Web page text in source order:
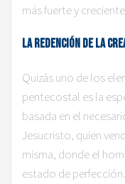
más fuerte y
La Redención de la
Quizás uno de los
pentecostal es la
basada en el
Jesucristo, quien
misma, donde el
estado de